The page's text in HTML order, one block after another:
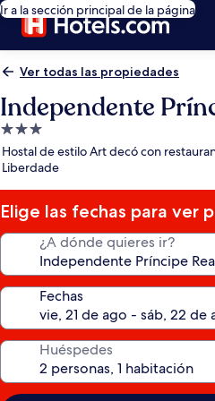
Ir a la sección principal de la página
Ver todas las propiedades
Independente
Propiedad
de
3.0
estrellas
Hostal de estilo Art decó con
Liberdade
Elige las fechas para ver
¿A dónde quieres ir?
Fechas
Huéspedes